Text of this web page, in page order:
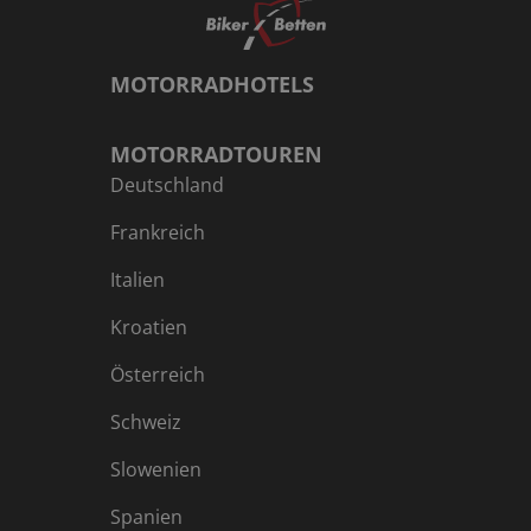
auch „die Glasstadt“. In dem Ort befinden sich
Glasveredelungsbetriebe.
MOTORRADHOTELS
MOTORRADTOUREN
Deutschland
Frankreich
Italien
Kroatien
Österreich
Schweiz
Slowenien
Spanien